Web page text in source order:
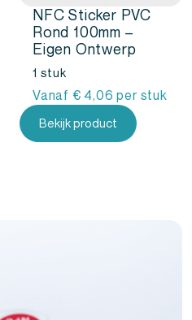
NFC Sticker PVC
Rond 100mm –
Eigen Ontwerp
1 stuk
Vanaf € 4,06per stuk
Bekijk product